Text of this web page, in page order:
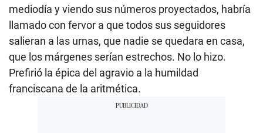
mediodía y viendo sus números proyectados, habría
llamado con fervor a que todos sus seguidores
salieran a las urnas, que nadie se quedara en casa,
que los márgenes serían estrechos. No lo hizo.
Prefirió la épica del agravio a la humildad
franciscana de la aritmética.